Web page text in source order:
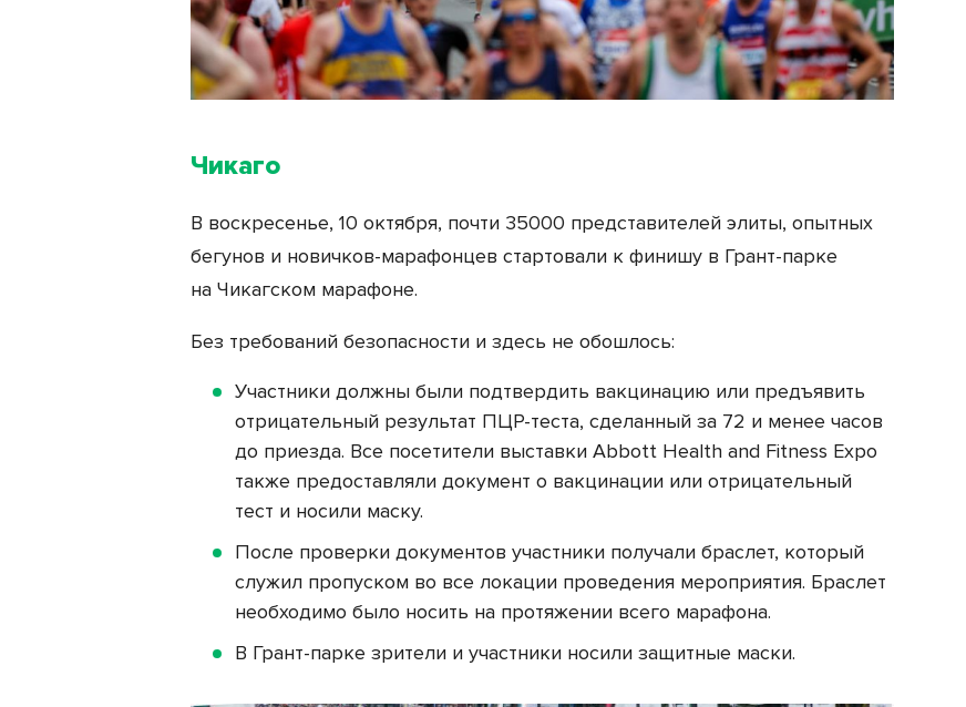
Чикаго
В воскресенье, 10 октября, почти 35000 представителей элиты, опытных
бегунов и новичков-марафонцев стартовали к финишу в Грант-парке
на Чикагском марафоне.
Без требований безопасности и здесь не обошлось:
Участники должны были подтвердить вакцинацию или предъявить
отрицательный результат ПЦР-теста, сделанный за 72 и менее часов
до приезда. Все посетители выставки Abbott Health and Fitness Expo
также предоставляли документ о вакцинации или отрицательный
тест и носили маску.
После проверки документов участники получали браслет, который
служил пропуском во все локации проведения мероприятия. Браслет
необходимо было носить на протяжении всего марафона.
В Грант-парке зрители и участники носили защитные маски.